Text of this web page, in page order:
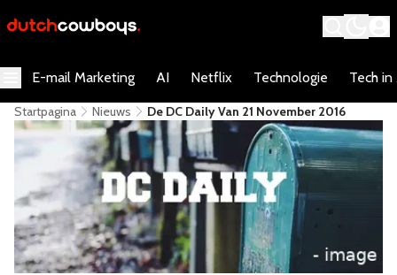
E-mail Marketing AI Netflix Technologie Tech in
Startpagina Nieuws De DC Daily Van 21 November 2016